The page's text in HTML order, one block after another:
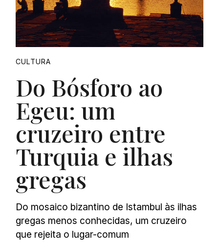
CULTURA
Do Bósforo ao
Egeu: um
cruzeiro entre
Turquia e ilhas
gregas
Do mosaico bizantino de Istambul às ilhas
gregas menos conhecidas, um cruzeiro
que rejeita o lugar-comum